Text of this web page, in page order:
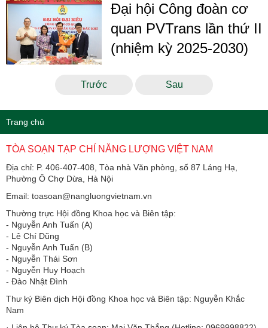
Đại hội Công đoàn cơ
quan PVTrans lần thứ II
(nhiệm kỳ 2025-2030)
Trước Sau
Trang chủ
TÒA SOẠN TẠP CHÍ NĂNG LƯỢNG VIỆT NAM
Địa chỉ: P. 406-407-408, Tòa nhà Văn phòng, số 87 Láng Hạ,
Phường Ô Chợ Dừa, Hà Nội
Email: toasoan@nangluongvietnam.vn
Thường trực Hội đồng Khoa học và Biên tập:
​​​​​​- Nguyễn Anh Tuấn (A)
- Lê Chí Dũng
- Nguyễn Anh Tuấn (B)
- Nguyễn Thái Sơn
- Nguyễn Huy Hoạch
- Đào Nhật Đình
Thư ký Biên dịch Hội đồng Khoa học và Biên tập: Nguyễn Khắc
Nam